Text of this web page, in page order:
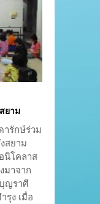
ยาม
ารักษ์ร่วม
สยาม
นิโคลาส
มาจาก
ญราศี
ง เมื่อ